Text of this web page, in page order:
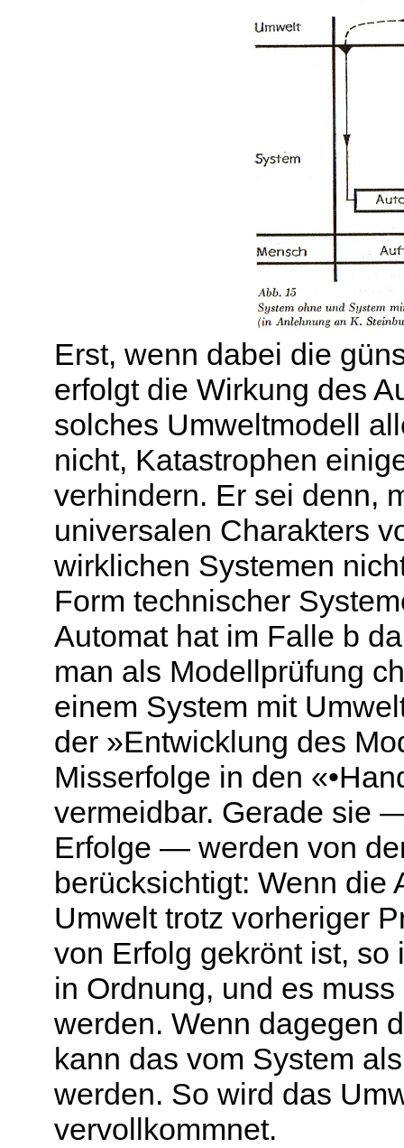
Erst, wenn dabei die
erfolgt die Wirkung des
solches Umweltmodell
nicht, Katastrophen
verhindern. Er sei denn,
universalen Charakters
wirklichen Systemen
Form technischer
Automat hat im Falle b
man als Modellprüfung
einem System mit
der »Entwicklung des
Misserfolge in den
vermeidbar. Gerade sie
Erfolge — werden von
berücksichtigt: Wenn die
Umwelt trotz vorheriger
von Erfolg gekrönt ist,
in Ordnung, und es
werden. Wenn dagegen
kann das vom System
werden. So wird das
vervollkommnet.